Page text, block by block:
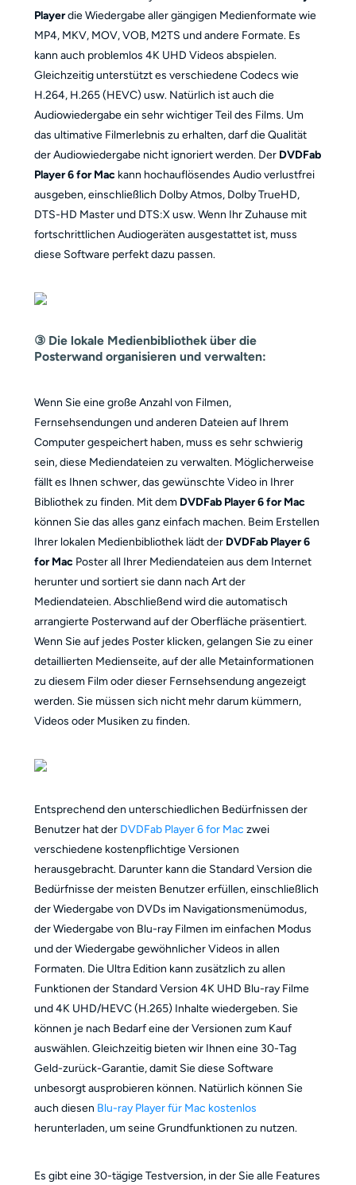
Playerdie Wiedergabe aller gängigen Medienformate wie
MP4, MKV, MOV, VOB, M2TS und andere Formate. Es
kann auch problemlos 4K UHD Videos abspielen.
Gleichzeitig unterstützt es verschiedene Codecs wie
H.264, H.265 (HEVC) usw. Natürlich ist auch die
Audiowiedergabe ein sehr wichtiger Teil des Films. Um
das ultimative Filmerlebnis zu erhalten, darf die Qualität
der Audiowiedergabe nicht ignoriert werden. Der DVDFab
Player 6 for Mackann hochauflösendes Audio verlustfrei
ausgeben, einschließlich Dolby Atmos, Dolby TrueHD,
DTS-HD Master und DTS:X usw. Wenn Ihr Zuhause mit
fortschrittlichen Audiogeräten ausgestattet ist, muss
diese Software perfekt dazu passen.
③ Die lokale Medienbibliothek über die
Posterwand organisieren und verwalten:
Wenn Sie eine große Anzahl von Filmen,
Fernsehsendungen und anderen Dateien auf Ihrem
Computer gespeichert haben, muss es sehr schwierig
sein, diese Mediendateien zu verwalten. Möglicherweise
fällt es Ihnen schwer, das gewünschte Video in Ihrer
Bibliothek zu finden. Mit dem DVDFab Player 6 for Mac
können Sie das alles ganz einfach machen. Beim Erstellen
Ihrer lokalen Medienbibliothek lädt der DVDFab Player 6
for MacPoster all Ihrer Mediendateien aus dem Internet
herunter und sortiert sie dann nach Art der
Mediendateien. Abschließend wird die automatisch
arrangierte Posterwand auf der Oberfläche präsentiert.
Wenn Sie auf jedes Poster klicken, gelangen Sie zu einer
detaillierten Medienseite, auf der alle Metainformationen
zu diesem Film oder dieser Fernsehsendung angezeigt
werden. Sie müssen sich nicht mehr darum kümmern,
Videos oder Musiken zu finden.
Entsprechend den unterschiedlichen Bedürfnissen der
Benutzer hat der DVDFab Player 6 for Mac zwei
verschiedene kostenpflichtige Versionen
herausgebracht. Darunter kann die Standard Version die
Bedürfnisse der meisten Benutzer erfüllen, einschließlich
der Wiedergabe von DVDs im Navigationsmenümodus,
der Wiedergabe von Blu-ray Filmen im einfachen Modus
und der Wiedergabe gewöhnlicher Videos in allen
Formaten. Die Ultra Edition kann zusätzlich zu allen
Funktionen der Standard Version 4K UHD Blu-ray Filme
und 4K UHD/HEVC (H.265) Inhalte wiedergeben. Sie
können je nach Bedarf eine der Versionen zum Kauf
auswählen. Gleichzeitig bieten wir Ihnen eine 30-Tag
Geld-zurück-Garantie, damit Sie diese Software
unbesorgt ausprobieren können. Natürlich können Sie
auch diesen Blu-ray Player für Mac kostenlos
herunterladen, um seine Grundfunktionen zu nutzen.
Es gibt eine 30-tägige Testversion, in der Sie alle Features